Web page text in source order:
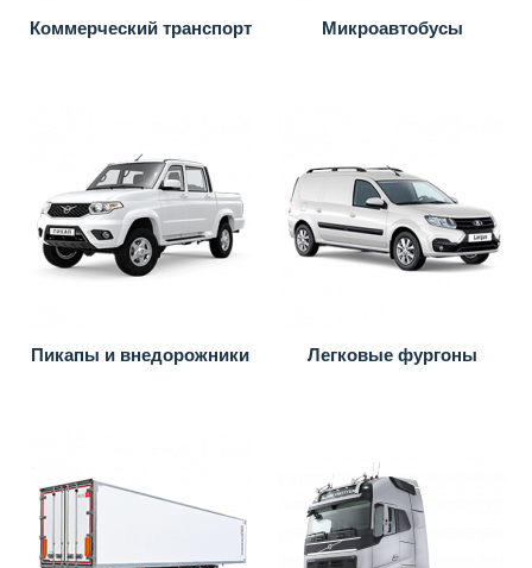
Коммерческий транспорт Микроавтобусы
Пикапы и внедорожники Легковые фургоны